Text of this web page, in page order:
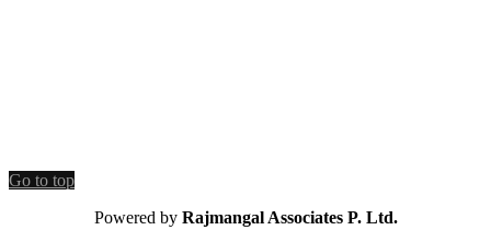
Go to top
Powered by Rajmangal Associates P. Ltd.